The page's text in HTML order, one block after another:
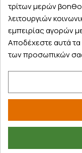
Βρείτε μας
©2026
τρίτων μερών
λειτουργιών
εμπειρίας αγορών
Αποδέχεστε αυτά τα
των προσωπικών